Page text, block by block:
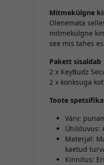
Mitmekülgne
Olenemata
mitmekülgne
see mis tahes
Pakett sisaldab
2 x KeyBudz
2 x konksuga
Toote
Värv:
Ühilduvus:
Materjal:
kaetud
Kinnitus: